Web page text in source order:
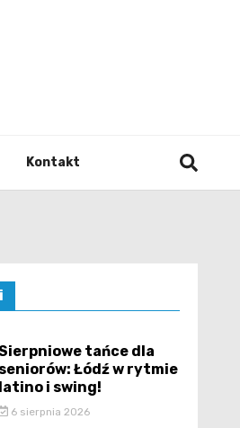
Kontakt
tańce dla
seniorów: Łódź w rytmie
latino i swing!
6 sierpnia 2026